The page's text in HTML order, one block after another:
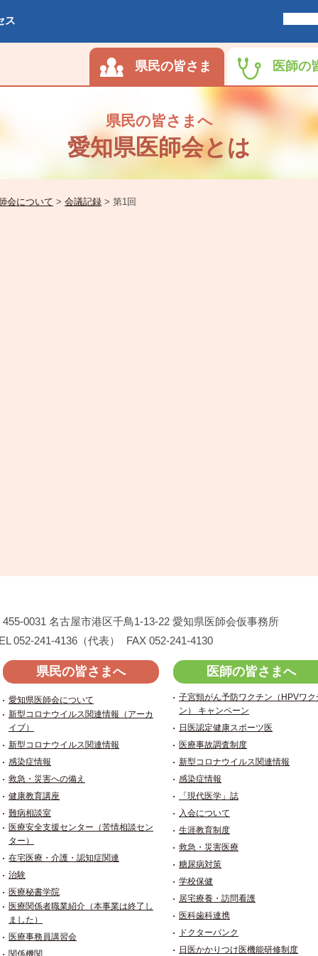
ス
県民の皆さま 医師の
県民の皆さまへ
愛知県医師会とは
会について > 会議記録 > 第1回
455-0031 名古屋市港区千鳥1-13-22 愛知県医師会仮事務所
052-241-4136（代表）
FAX 052-241-4130
県民の皆さまへ
愛知県医師会について
新型コロナウイルス関連情報（アーカ
イブ）
新型コロナウイルス関連情報
感染症情報
救急・災害への備え
健康教育講座
難病相談室
医療安全支援センター（苦情相談セン
ター）
在宅医療・介護・認知症関連
治験
医療秘書学院
医療関係者職業紹介（本事業は終了し
ました）
医療事務員講習会
関係機関
医師の皆さまへ
子宮頸がん予防ワクチン（HPVワク
ン） キャンペーン
日医認定健康スポーツ医
医療事故調査制度
新型コロナウイルス関連情報
感染症情報
「現代医学」誌
入会について
生涯教育制度
救急・災害医療
糖尿病対策
学校保健
居宅療養・訪問看護
医科歯科連携
ドクターバンク
日医かかりつけ医機能研修制度